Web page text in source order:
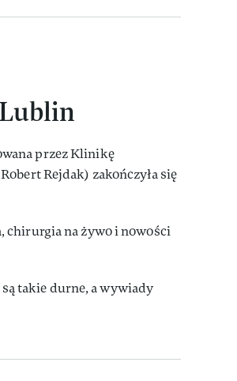
przez Klinikę
Rejdak) zakończyła się
chirurgia na żywo i nowości
takie durne, a wywiady